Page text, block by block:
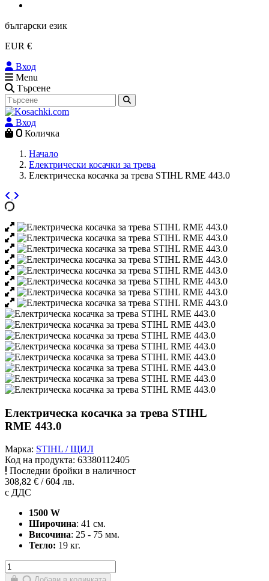
български език
EUR €
Вход
Menu
Търсене
Вход
0 Количка
Начало
Електрически косачки за трева
Електрическа косачка за трева STIHL RME 443.0
Електрическа косачка за трева STIHL
RME 443.0
Марка: STIHL / ЩИЛ
Код на продукта: 63380112405
Последни бройки в наличност
308,82 € / 604 лв.
с ДДС
1500 W
Широчина: 41 см.
Височина: 25 - 75 мм.
Тегло: 19 кг.